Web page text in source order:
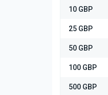
10 GBP
25 GBP
50 GBP
100 GBP
500 GBP